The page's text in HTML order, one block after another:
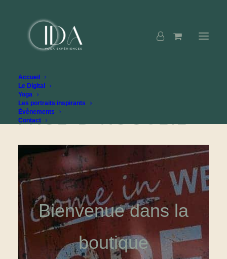
Accueil
Le Digital
Yoga
Les portraits inspirants
Évènements
Contact
Page d’accueil
Bienvenue dans la
boutique